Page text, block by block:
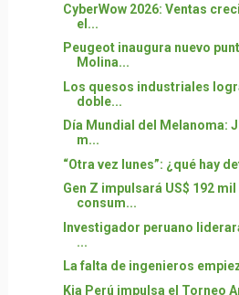
CyberWow 2026: Ventas
el...
Peugeot inaugura nuevo
Molina...
Los quesos industriales
doble...
Día Mundial del Melanoma:
m...
“Otra vez lunes”: ¿qué hay
Gen Z impulsará US$ 192
consum...
Investigador peruano
...
La falta de ingenieros
Kia Perú impulsa el Torneo